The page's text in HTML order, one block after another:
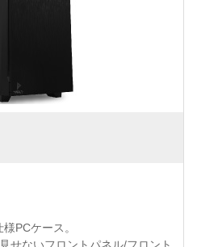
PCケース。